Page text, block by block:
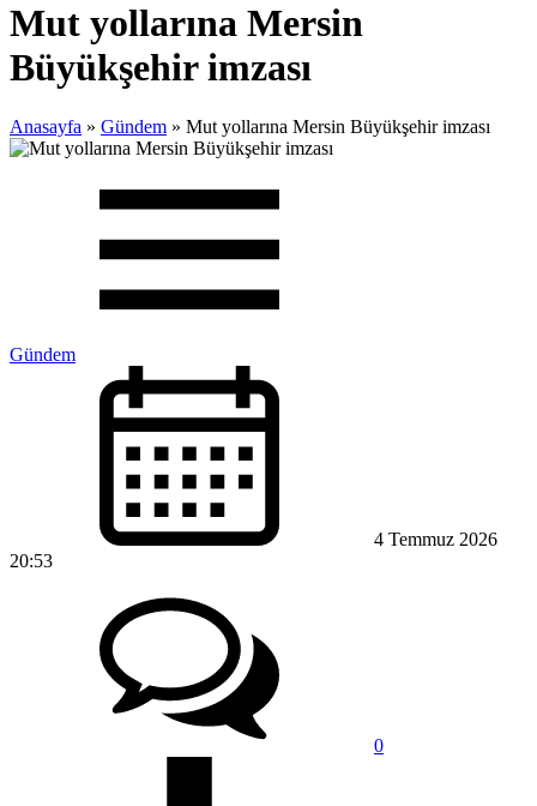
Mut yollarına Mersin
Büyükşehir imzası
Anasayfa » Gündem » Mut yollarına Mersin Büyükşehir imzası
Gündem
4 Temmuz 2026
20:53
0